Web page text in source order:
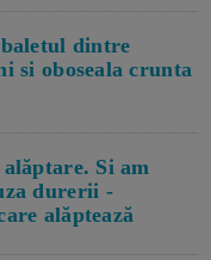
dintre
si oboseala crunta
Si am
durerii -
alăptează